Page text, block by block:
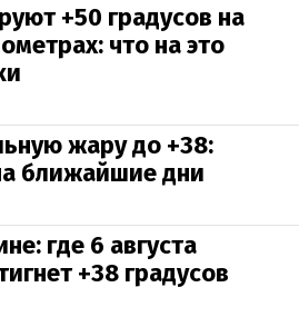
+50 градусов на
что на это
жару до +38:
ближайшие дни
где 6 августа
+38 градусов